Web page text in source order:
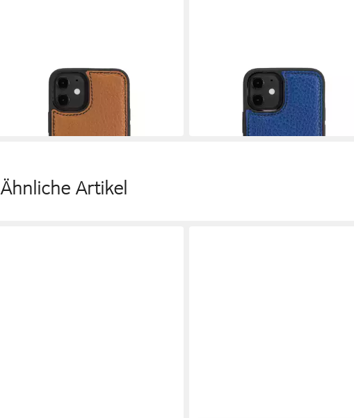
Handyhülle GOLDBLACK iPhone 12
Mini Lederhülle Nappa Braun
in 2-3 Werktagen bei dir
Handyhülle GOLDBLACK iPhone 12
Mini Lederhülle Nappa Blau
in 2-3 Werktagen bei dir
Ähnliche Artikel